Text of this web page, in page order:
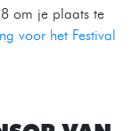
om je plaats te
voor het Festival